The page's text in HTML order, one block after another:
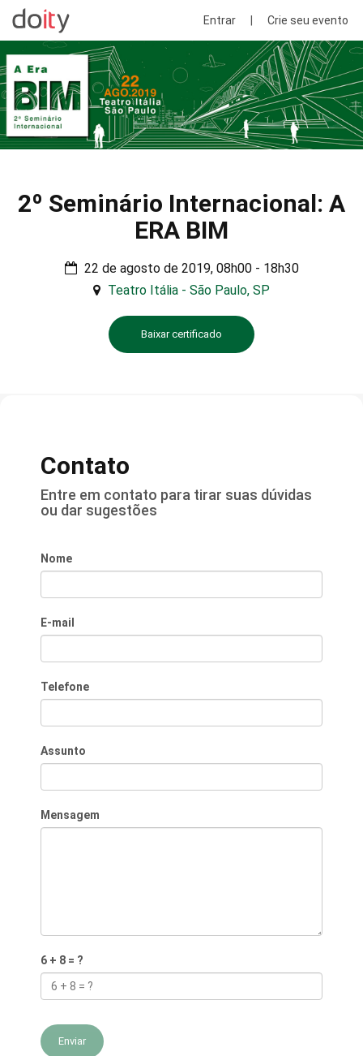
Entrar Crie seu evento
2º Seminário Internacional: A
ERA BIM
22 de agosto de 2019, 08h00 - 18h30
Teatro Itália - São Paulo, SP
Baixar certificado
Contato
Entre em contato para tirar suas dúvidas
ou dar sugestões
Nome
E-mail
Telefone
Assunto
Mensagem
6 + 8 = ?
Enviar